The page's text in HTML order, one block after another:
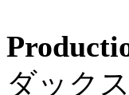
ダック